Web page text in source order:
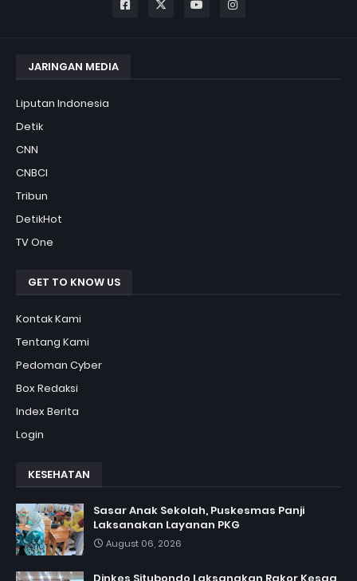
JARINGAN MEDIA
Liputan Indonesia
Detik
CNN
CNBCI
Tribun
DetikHot
TV One
GET TO KNOW US
Kontak Kami
Tentang Kami
Pedoman Cyber
Box Redaksi
Index Berita
Login
KESEHATAN
Sasar Anak Sekolah, Puskesmas Panji
Laksanakan Layanan PKG
August 06, 2026